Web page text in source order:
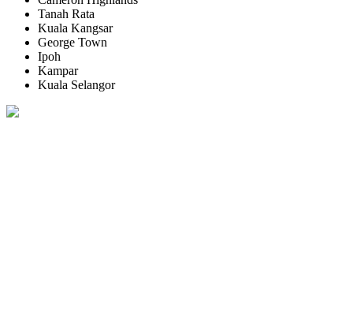
Tanah Rata
Kuala Kangsar
George Town
Ipoh
Kampar
Kuala Selangor